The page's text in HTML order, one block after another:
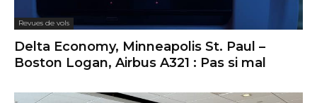
Revues de vols
Delta Economy, Minneapolis St. Paul –
Boston Logan, Airbus A321 : Pas si mal